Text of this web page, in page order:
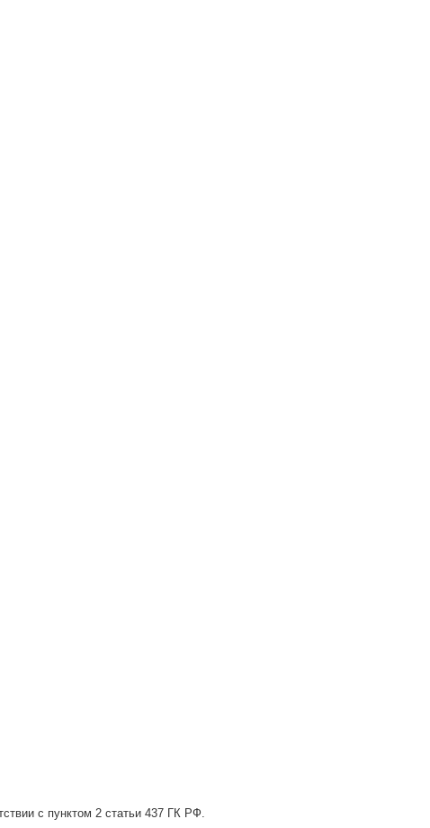
с пунктом 2 статьи 437 ГК РФ.